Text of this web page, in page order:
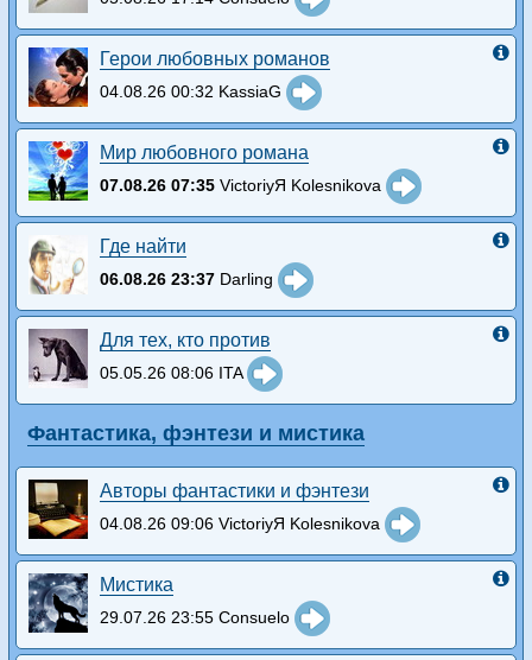
Герои любовных романов
04.08.26 00:32 KassiaG
Мир любовного романа
07.08.26 07:35 VictoriyЯ Kolesnikova
Где найти
06.08.26 23:37 Darling
Для тех, кто против
05.05.26 08:06 ITA
Фантастика, фэнтези и мистика
Авторы фантастики и фэнтези
04.08.26 09:06 VictoriyЯ Kolesnikova
Мистика
29.07.26 23:55 Consuelo